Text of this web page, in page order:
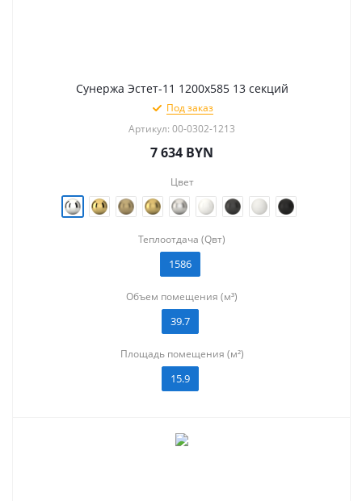
Сунержа Эстет-11 1200х585 13 секций
Под заказ
Артикул: 00-0302-1213
7 634 BYN
Цвет
Теплоотдача (Qвт)
1586
Объем помещения (м³)
39.7
Площадь помещения (м²)
15.9